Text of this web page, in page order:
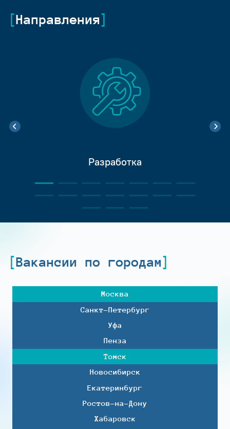
Направления
Разработка
Вакансии по городам
Москва
Санкт-Петербург
Уфа
Пенза
Томск
Новосибирск
Екатеринбург
Ростов-на-Дону
Хабаровск